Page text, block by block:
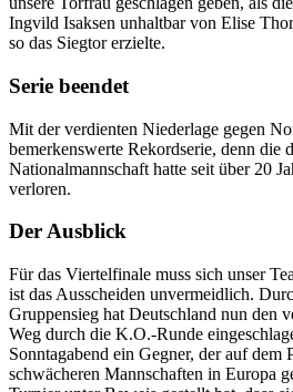
Ingvild Isaksen unhaltbar von Elise
so das Siegtor erzielte.
Serie beendet
Mit der verdienten Niederlage gegen
bemerkenswerte Rekordserie, denn die
Nationalmannschaft hatte seit über 20
verloren.
Der Ausblick
Für das Viertelfinale muss sich unser
ist das Ausscheiden unvermeidlich.
Gruppensieg hat Deutschland nun den
Weg durch die K.O.-Runde
Sonntagabend ein Gegner, der auf dem
schwächeren Mannschaften in Europa